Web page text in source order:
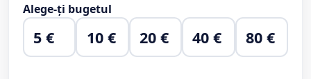
Alege-ți bugetul
5 € 10 € 20 € 40 € 80 €